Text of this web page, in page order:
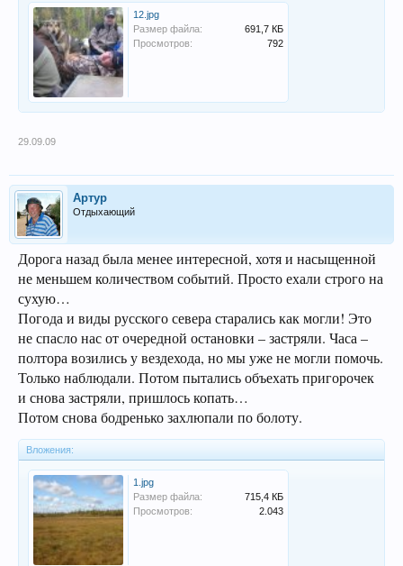
12.jpg
Размер файла:
691,7 КБ
Просмотров:
792
29.09.09
Артур
Отдыхающий
Дорога назад была менее интересной, хотя и насыщенной
не меньшем количеством событий. Просто ехали строго на
сухую…
Погода и виды русского севера старались как могли! Это
не спасло нас от очередной остановки – застряли. Часа –
полтора возились у вездехода, но мы уже не могли помочь.
Только наблюдали. Потом пытались объехать пригорочек
и снова застряли, пришлось копать…
Потом снова бодренько захлюпали по болоту.
Вложения:
1.jpg
Размер файла:
715,4 КБ
Просмотров:
2.043